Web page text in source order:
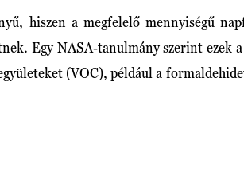
hiszen a megfelelő mennyiségű
Egy NASA-tanulmány szerint ezek a
(VOC), például a